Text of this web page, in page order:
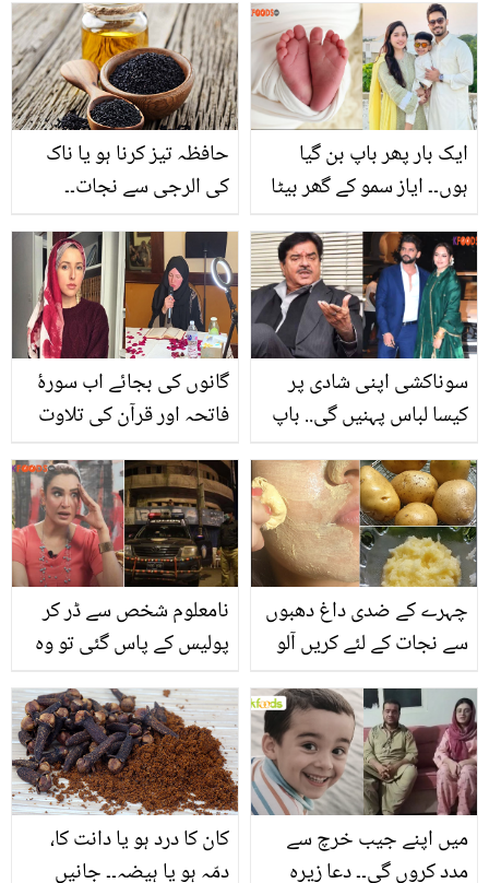
حافظہ تیز کرنا ہو یا ناک
کی الرجی سے نجات۔۔
کونسی بیماریوں میں شفاء
بخش ہے؟
ایک بار پھر باپ بن گیا
ہوں۔۔ ایاز سمو کے گھر بیٹا
خبر شئیر کردی
گانوں کی بجائے اب سورۂ
فاتحہ اور قرآن کی تلاوت
گلوکارہ جینیفر کے بطور
مسلمان 11 سال کیسے
گزرے؟ ان کی خوبصورت
آواز میں تلاوت نے سب کو
موم کر دیا، دیکھیے
سوناکشی اپنی شادی پر
کیسا لباس پہنیں گی.. باپ
بانٹ دیے! شتروگن سنہا نے
مسلمان لڑکے سے بیٹی کی
شادی پر کیا کہا؟
نامعلوم شخص سے ڈر کر
پولیس کے پاس گئی تو وہ
ساتھ ہونے والے خطرناک
واقعہ کے بارے میں بتا دیا
چہرے کے ضدی داغ دھبوں
سے نجات کے لئے کریں آلو
آلو کے رس سے کس طرح
چہرے کو صاف اور شفاف
بنایا جا سکتا ہے؟
کان کا درد ہو یا دانت کا،
دمّہ ہو یا ہیضہ۔۔ جانیں
میں اپنے جیب خرچ سے
مدد کروں گی۔۔ دعا زیرہ